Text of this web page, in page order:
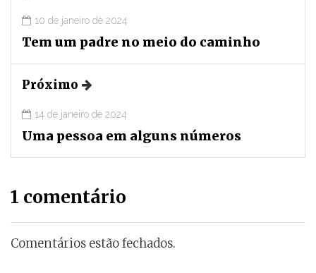
10 de janeiro de 2024
Tem um padre no meio do caminho
Próximo
14 de janeiro de 2024
Uma pessoa em alguns números
1 comentário
Comentários estão fechados.